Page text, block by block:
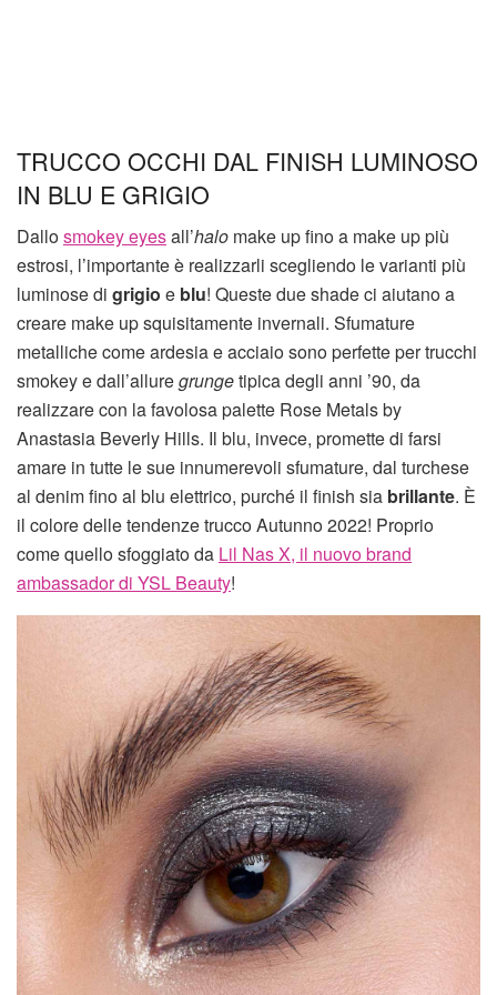
TRUCCO OCCHI DAL FINISH LUMINOSO
IN BLU E GRIGIO
Dallosmokey eyesall’halo make up fino a make up più
estrosi, l’importante è realizzarli scegliendo le varianti più
luminose di grigio e blu! Queste due shade ci aiutano a
creare make up squisitamente invernali. Sfumature
metalliche come ardesia e acciaio sono perfette per trucchi
smokey e dall’alluregrungetipica degli anni ’90, da
realizzare con la favolosa palette Rose Metals by
Anastasia Beverly Hills. Il blu, invece, promette di farsi
amare in tutte le sue innumerevoli sfumature, dal turchese
al denim fino al blu elettrico, purché il finish sia brillante. È
il colore delle tendenze trucco Autunno 2022! Proprio
come quello sfoggiato da Lil Nas X, il nuovo brand
ambassador di YSL Beauty!